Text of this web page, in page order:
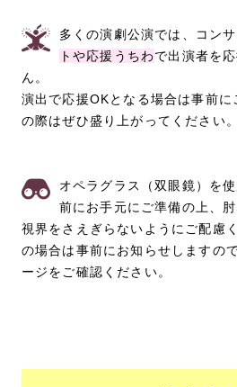
多くの演劇公演では、コン
トや応援うちわで出演者を
ん。
演出で応援OKとなる場合は事前に
の際はぜひ盛り上がってください。
オペラグラス（双眼鏡）を
前にお手元にご準備の上、
視界をさえぎらないようにご配慮
の場合は事前にお知らせしますの
ージをご確認ください。